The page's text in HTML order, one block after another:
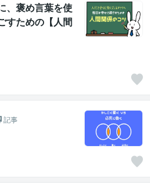
、褒め言葉を使
すための【人間
記事